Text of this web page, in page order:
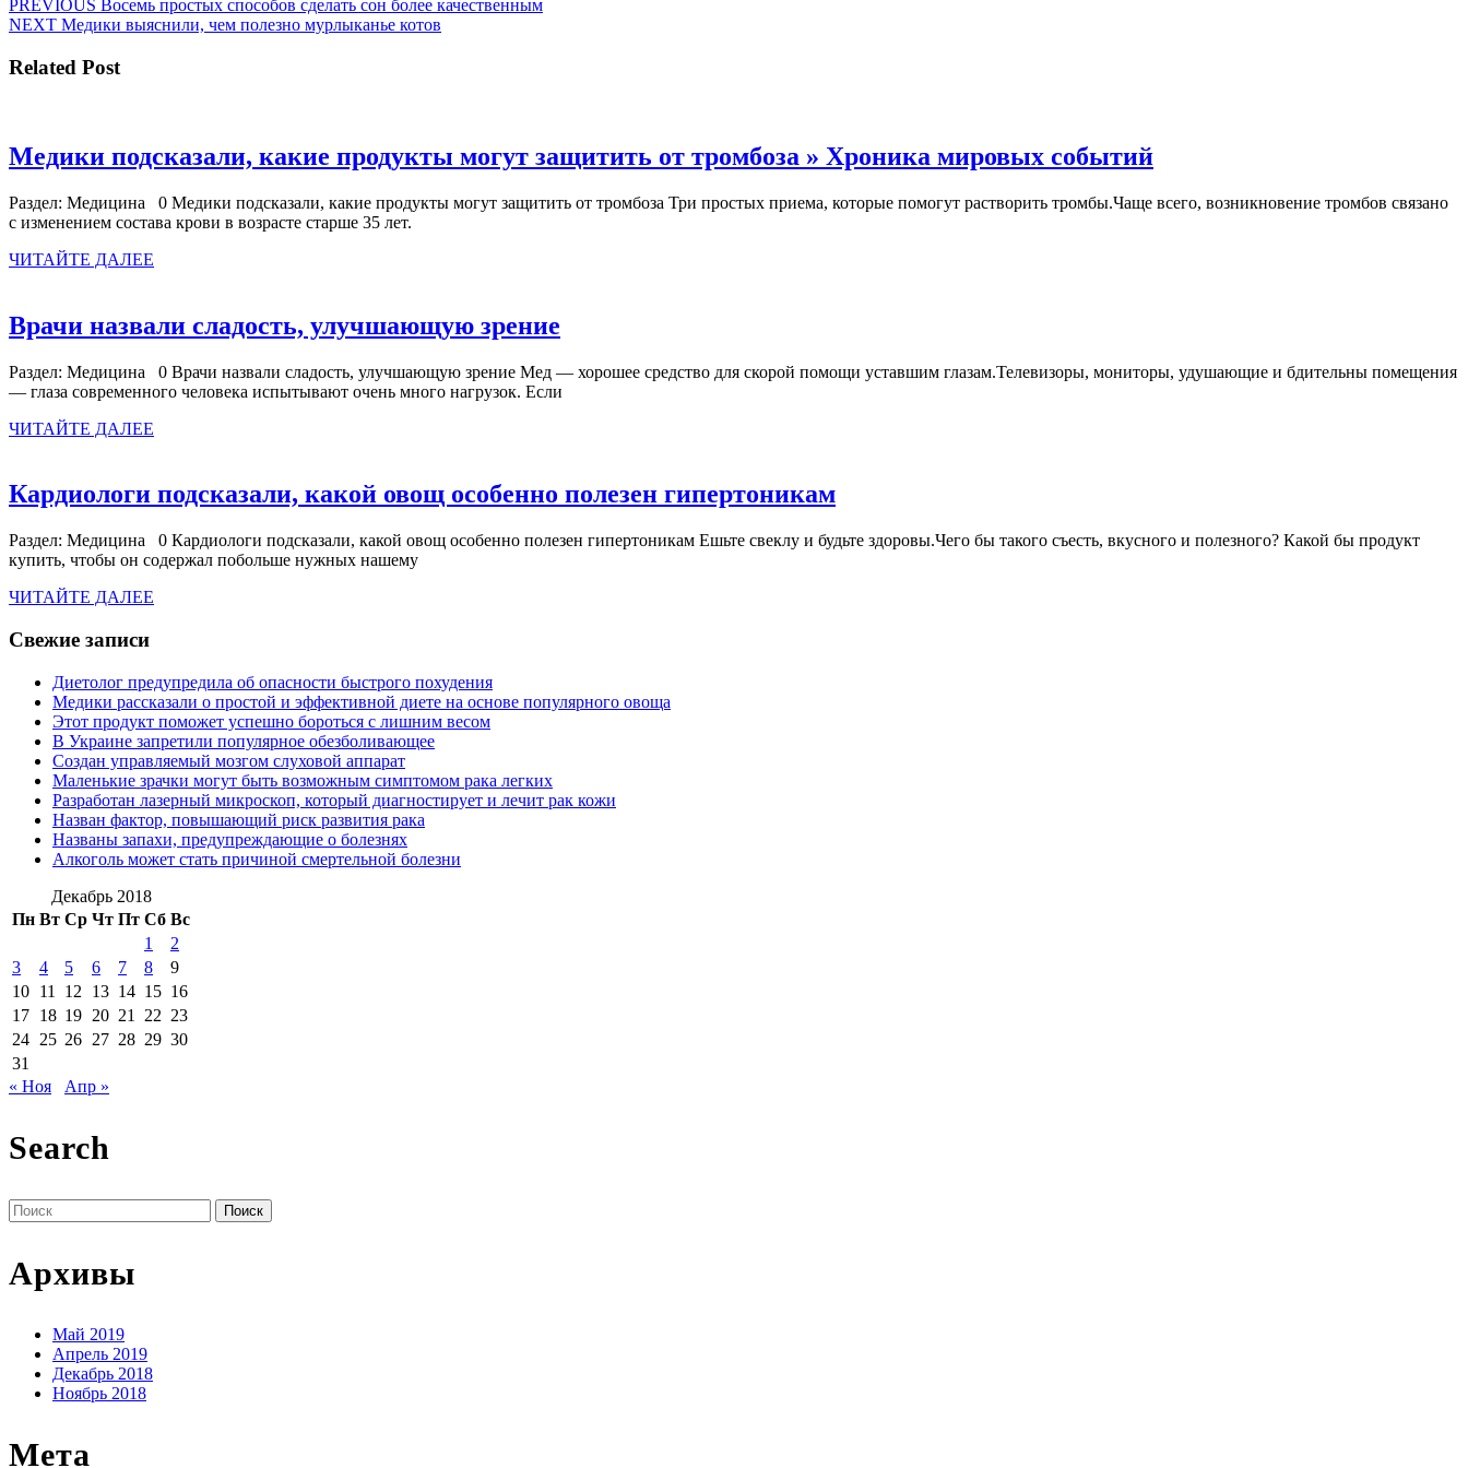
Навигация
по
записям
PREVIOUS Предыдущая
запись:
Восемь простых способов сделать сон более качественным
NEXT Следующая
Медики выяснили, чем полезно мурлыканье котов
Related Post
Медики подсказали, какие продукты могут защитить от тромбоза » Хроника мировых событийМедики
какие
»
Раздел: Медицина 0 Медики подсказали, какие продукты могут защитить от тромбоза Три простых приема, которые помогут растворить тромбы.Чаще всего, возникновение тромбов связано
с изменением состава крови в возрасте старше 35 лет.
ЧИТАЙТЕ ДАЛЕЕ
Врачи назвали сладость, улучшающую зрение
сладость,
Раздел: Медицина 0 Врачи назвали сладость, улучшающую зрение Мед — хорошее средство для скорой помощи уставшим глазам.Телевизоры, мониторы, удушающие и бдительны помещения
— глаза современного человека испытывают очень много нагрузок. Если
ЧИТАЙТЕ ДАЛЕЕ
Кардиологи подсказали, какой овощ особенно полезен гипертоникамКардиологи
какой
Раздел: Медицина 0 Кардиологи подсказали, какой овощ особенно полезен гипертоникам Ешьте свеклу и будьте здоровы.Чего бы такого съесть, вкусного и полезного? Какой бы продукт
купить, чтобы он содержал побольше нужных нашему
ЧИТАЙТЕ ДАЛЕЕ
Свежие записи
Диетолог предупредила об опасности быстрого похудения
Медики рассказали о простой и эффективной диете на основе популярного овоща
Этот продукт поможет успешно бороться с лишним весом
В Украине запретили популярное обезболивающее
Создан управляемый мозгом слуховой аппарат
Маленькие зрачки могут быть возможным симптомом рака легких
Разработан лазерный микроскоп, который диагностирует и лечит рак кожи
Назван фактор, повышающий риск развития рака
Названы запахи, предупреждающие о болезнях
Алкоголь может стать причиной смертельной болезни
Декабрь 2018
Пн Вт Ср Чт Пт Сб Вс
1
2
3
4 5 6 7 8
9
10 11 12 13 14 15 16
17 18 19 20 21 22 23
24 25 26 27 28 29 30
31
« Ноя
Апр »
Search
Поиск
по:
Архивы
Май 2019
Апрель 2019
Декабрь 2018
Ноябрь 2018
Мета